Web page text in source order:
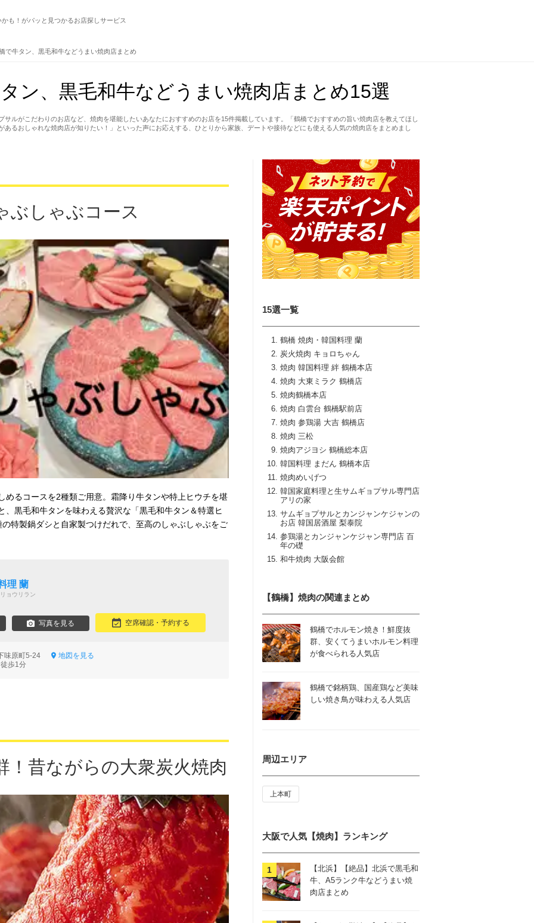
かも！がパッと見つかるお店探しサービス
で牛タン、黒毛和牛などうまい焼肉店まとめ
ン、黒毛和牛などうまい焼肉店まとめ15選
ルがこだわりのお店など、焼肉を堪能したいあなたにおすすめのお店を15件掲載しています。「鶴橋でおすすめの旨い焼肉店を教えてほし
るおしゃれな焼肉店が知りたい！」といった声にお応えする、ひとりから家族、デートや接待などにも使える人気の焼肉店をまとめまし
15選一覧
鶴橋 焼肉・韓国料理 蘭
炭火焼肉 キョロちゃん
焼肉 韓国料理 絆 鶴橋本店
焼肉 大東ミラク 鶴橋店
焼肉鶴橋本店
焼肉 白雲台 鶴橋駅前店
焼肉 参鶏湯 大吉 鶴橋店
焼肉 三松
焼肉アジヨシ 鶴橋総本店
韓国料理 まだん 鶴橋本店
焼肉めいげつ
韓国家庭料理と生サムギョプサル専門店
アリの家
サムギョプサルとカンジャンケジャンの
お店 韓国居酒屋 梨泰院
参鶏湯とカンジャンケジャン専門店 百
年の礎
和牛焼肉 大阪会館
ぶしゃぶコース
めるコースを2種類ご用意。霜降り牛タンや特上ヒウチを堪
黒毛和牛タンを味わえる贅沢な「黒毛和牛タン＆特選ヒ
特製鍋ダシと自家製つけだれで、至高のしゃぶしゃぶをご
理 蘭
ョウリラン
写真を見る 空席確認・予約する
味原町5-24
地図を見る
歩1分
！昔ながらの大衆炭火焼肉
【鶴橋】焼肉の関連まとめ
鶴橋でホルモン焼き！鮮度抜
群、安くてうまいホルモン料理
が食べられる人気店
鶴橋で銘柄鶏、国産鶏など美味
しい焼き鳥が味わえる人気店
周辺エリア
上本町
大阪で人気【焼肉】ランキング
【北浜】【絶品】北浜で黒毛和
牛、A5ランク牛などうまい焼
肉店まとめ